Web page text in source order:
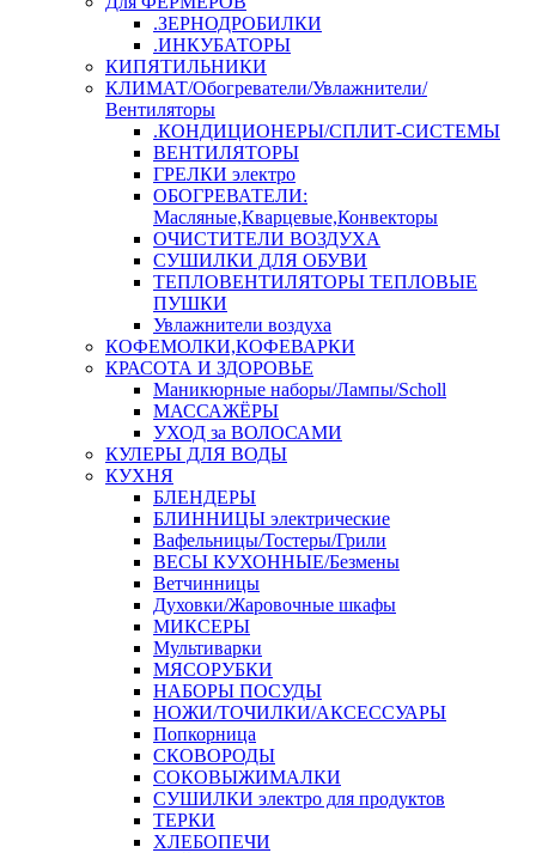
.ЗЕРНОДРОБИЛКИ
.ИНКУБАТОРЫ
КИПЯТИЛЬНИКИ
КЛИМАТ/Обогреватели/Увлажнители/
Вентиляторы
.КОНДИЦИОНЕРЫ/СПЛИТ-СИСТЕМЫ
ВЕНТИЛЯТОРЫ
ГРЕЛКИ электро
ОБОГРЕВАТЕЛИ:
Масляные,Кварцевые,Конвекторы
ОЧИСТИТЕЛИ ВОЗДУХА
СУШИЛКИ ДЛЯ ОБУВИ
ТЕПЛОВЕНТИЛЯТОРЫ ТЕПЛОВЫЕ
ПУШКИ
Увлажнители воздуха
КОФЕМОЛКИ,КОФЕВАРКИ
КРАСОТА И ЗДОРОВЬЕ
Маникюрные наборы/Лампы/Scholl
МАССАЖЁРЫ
УХОД за ВОЛОСАМИ
КУЛЕРЫ ДЛЯ ВОДЫ
КУХНЯ
БЛЕНДЕРЫ
БЛИННИЦЫ электрические
Вафельницы/Тостеры/Грили
ВЕСЫ КУХОННЫЕ/Безмены
Ветчинницы
Духовки/Жаровочные шкафы
МИКСЕРЫ
Мультиварки
МЯСОРУБКИ
НАБОРЫ ПОСУДЫ
НОЖИ/ТОЧИЛКИ/АКСЕССУАРЫ
Попкорница
СКОВОРОДЫ
СОКОВЫЖИМАЛКИ
СУШИЛКИ электро для продуктов
ТЕРКИ
ХЛЕБОПЕЧИ